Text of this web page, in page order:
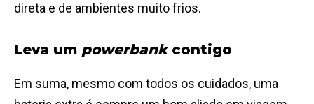
direta e de ambientes muito frios.
Leva um powerbank contigo
Em suma, mesmo com todos os cuidados, uma